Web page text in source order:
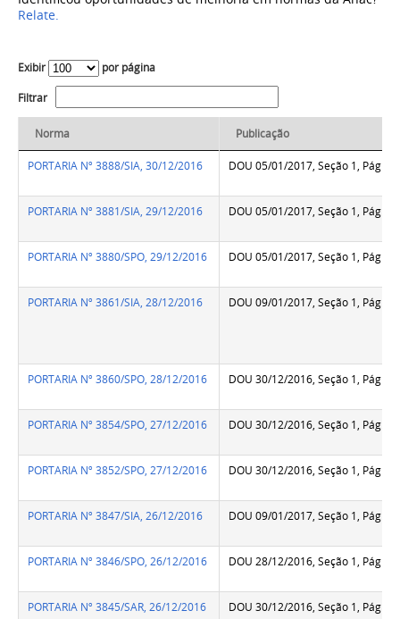
Relate.
Exibir
por página
Filtrar
Norma Publicação
PORTARIA Nº 3888/SIA, 30/12/2016 DOU 05/01/2017, Seção 1, Pág.58
PORTARIA Nº 3881/SIA, 29/12/2016 DOU 05/01/2017, Seção 1, Pág.58
PORTARIA Nº 3880/SPO, 29/12/2016 DOU 05/01/2017, Seção 1, Pág.58
PORTARIA Nº 3861/SIA, 28/12/2016 DOU 09/01/2017, Seção 1, Pág.77
PORTARIA Nº 3860/SPO, 28/12/2016 DOU 30/12/2016, Seção 1,
PORTARIA Nº 3854/SPO, 27/12/2016 DOU 30/12/2016, Seção 1,
PORTARIA Nº 3852/SPO, 27/12/2016 DOU 30/12/2016, Seção 1,
PORTARIA Nº 3847/SIA, 26/12/2016 DOU 09/01/2017, Seção 1, Pág.77
PORTARIA Nº 3846/SPO, 26/12/2016 DOU 28/12/2016, Seção 1,
PORTARIA Nº 3845/SAR, 26/12/2016 DOU 30/12/2016, Seção 1,